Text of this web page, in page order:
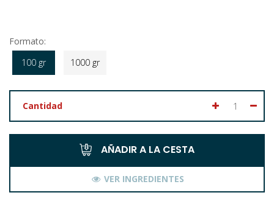
Formato:
100 gr
1000 gr
Cantidad
AÑADIR A LA CESTA
VER INGREDIENTES